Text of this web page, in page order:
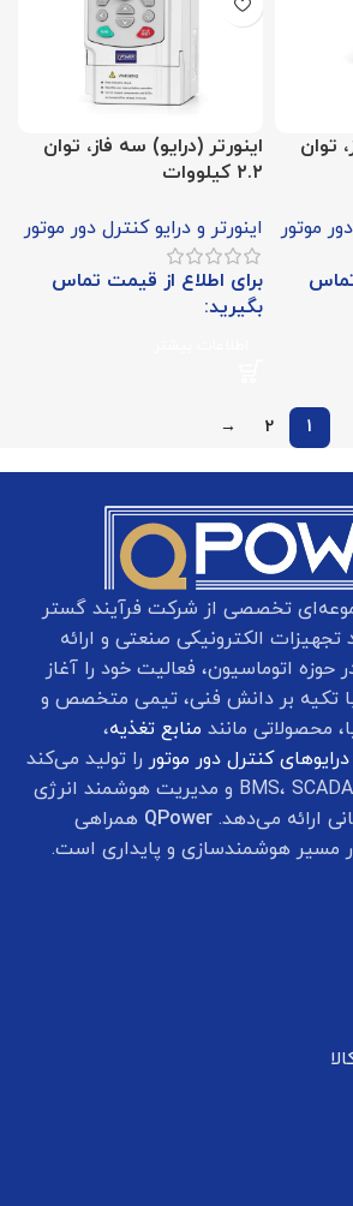
توان
موتور
اینورتر (درایو) سه فاز، توان
۲.۲ کیلووات
اینورتر و درایو کنترل دور موتور
برای اطلاع از قیمت تماس
بگیرید:
1
2
→
تخصصی از شرکت فرآیند گستر
تجهیزات الکترونیکی صنعتی و ارائه
اتوماسیون، فعالیت خود را آغاز
تکیه بر دانش فنی، تیمی متخصص و
محصولاتی مانند منابع تغذیه،
درایوهای کنترل دور موتور را تولید می‌کند
و در زمینه‌هایی چون BMS، SCADA و مدیریت هوشمند انرژی
ارائه می‌دهد. QPower همراهی
مسیر هوشمندسازی و پایداری است.